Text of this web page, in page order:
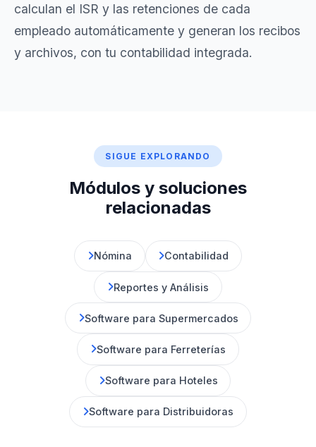
calculan el ISR y las retenciones de cada
empleado automáticamente y generan los recibos
y archivos, con tu contabilidad integrada.
SIGUE EXPLORANDO
Módulos y soluciones
relacionadas
Nómina Contabilidad
Reportes y Análisis
Software para Supermercados
Software para Ferreterías
Software para Hoteles
Software para Distribuidoras